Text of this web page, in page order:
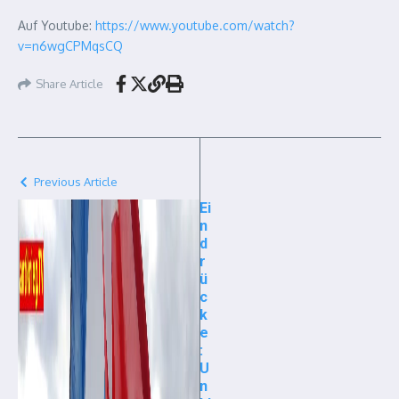
Auf Youtube: https://www.youtube.com/watch?
v=n6wgCPMqsCQ
Share Article
Previous Article
Ei
n
d
r
ü
c
k
e
:
U
n